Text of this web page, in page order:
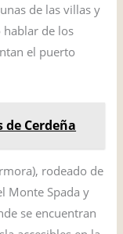
de las villas y
de los
el puerto
Cerdeña
rodeado de
Monte Spada y
se encuentran